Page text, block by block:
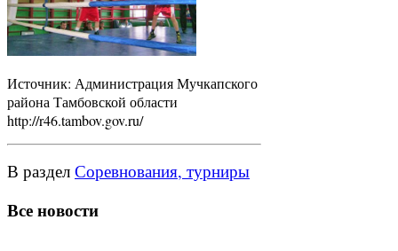
Источник: Администрация Мучкапского
района Тамбовской области
http://r46.tambov.gov.ru/
В раздел Соревнования, турниры
Все новости